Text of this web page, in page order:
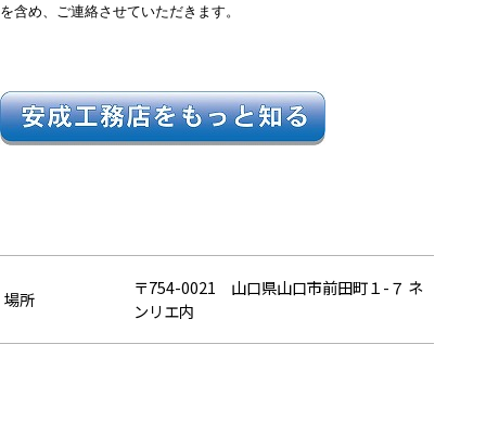
を含め、ご連絡させていただきます。
場所
〒754-0021 山口県山口市前田町１-７ ネ
ンリエ内